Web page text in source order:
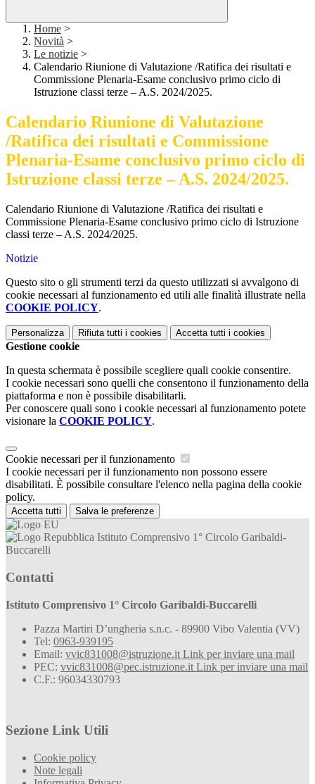
Home >
Novità >
Le notizie >
Calendario Riunione di Valutazione /Ratifica dei risultati e
Commissione Plenaria-Esame conclusivo primo ciclo di
Istruzione classi terze – A.S. 2024/2025.
Calendario Riunione di Valutazione
/Ratifica dei risultati e Commissione
Plenaria-Esame conclusivo primo ciclo di
Istruzione classi terze – A.S. 2024/2025.
Calendario Riunione di Valutazione /Ratifica dei risultati e
Commissione Plenaria-Esame conclusivo primo ciclo di Istruzione
classi terze – A.S. 2024/2025.
Notizie
Questo sito o gli strumenti terzi da questo utilizzati si avvalgono di
cookie necessari al funzionamento ed utili alle finalità illustrate nella
COOKIE POLICY.
Personalizza Rifiuta tutti i cookies Accetta tutti i cookies
Gestione cookie
In questa schermata è possibile scegliere quali cookie consentire.
I cookie necessari sono quelli che consentono il funzionamento della
piattaforma e non è possibile disabilitarli.
Per conoscere quali sono i cookie necessari al funzionamento potete
visionare la COOKIE POLICY.
Cookie necessari per il funzionamento
I cookie necessari per il funzionamento non possono essere
disabilitati. È possibile consultare l'elenco nella pagina della cookie
policy.
Accetta tutti Salva le preferenze
Istituto Comprensivo 1° Circolo Garibaldi-
Buccarelli
Contatti
Istituto Comprensivo 1° Circolo Garibaldi-Buccarelli
Pazza Martiri D’ungheria s.n.c. - 89900 Vibo Valentia (VV)
Tel: 0963-939195
Email: vvic831008@istruzione.it Link per inviare una mail
PEC: vvic831008@pec.istruzione.it Link per inviare una mail
C.F.: 96034330793
Sezione Link Utili
Cookie policy
Note legali